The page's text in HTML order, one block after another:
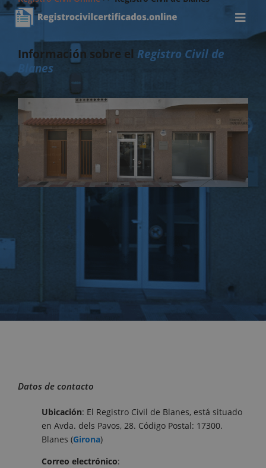
Información sobre el Registro Civil de
Blanes
Datos de contacto
Ubicación: El Registro Civil de Blanes, está situado
en Avda. dels Pavos, 28. Código Postal: 17300.
Blanes (Girona)
Correo electrónico: